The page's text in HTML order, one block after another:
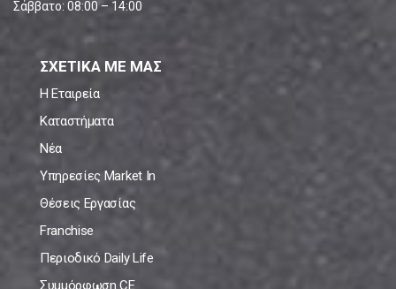
Σάββατο: 08:00 – 14:00
ΣΧΕΤΙΚΑ ΜΕ ΜΑΣ
Η Εταιρεία
Καταστήματα
Νέα
Υπηρεσίες Market In
Θέσεις Εργασίας
Franchise
Περιοδικό Daily Life
Συμμόρφωση CE